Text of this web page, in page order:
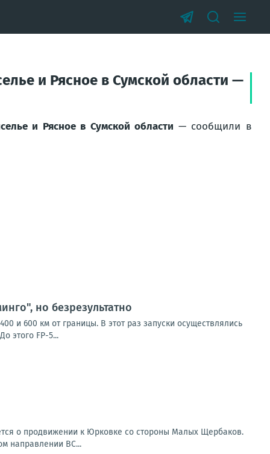
и Рясное в Сумской области —
и Рясное в Сумской области — сообщили в
но безрезультатно
и 600 км от границы. В этот раз запуски осуществлялись
этого FP-5...
о продвижении к Юрковке со стороны Малых Щербаков.
направлении ВС...